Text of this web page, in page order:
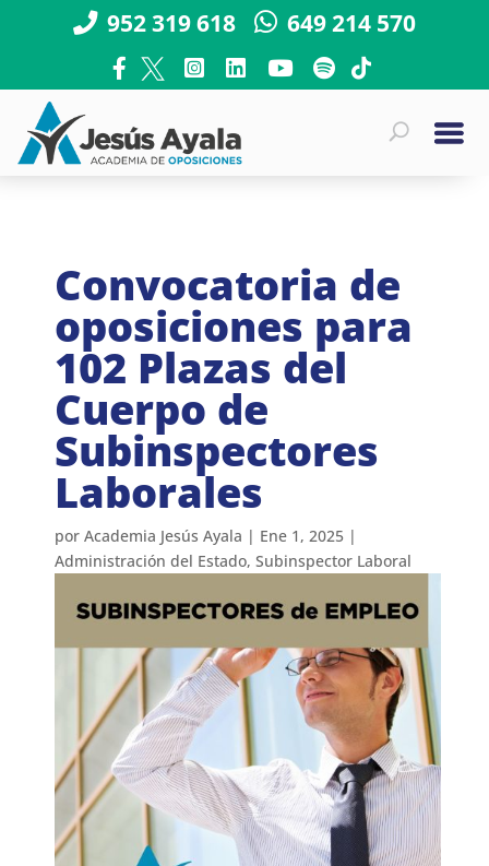
952 319 618 649 214 570
Convocatoria de
oposiciones para
102 Plazas del
Cuerpo de
Subinspectores
Laborales
porAcademia Jesús Ayala | Ene 1, 2025 |
Administración del Estado,Subinspector Laboral